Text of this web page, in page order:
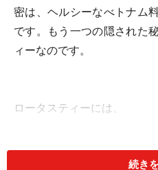
密は、ヘルシーなべトナム
です。もう一つの隠された
ィーなのです。
ロータスティーには、
老廃物や脂肪の除去効果
続き